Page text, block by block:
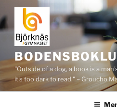
Hoppa
till
innehåll
"Outside of a dog, a book is a
it's too dark to read." – Groucho